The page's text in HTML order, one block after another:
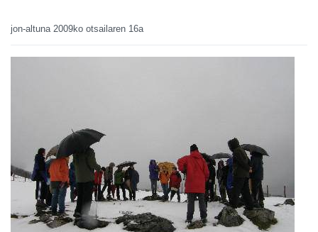
jon-altuna 2009ko otsailaren 16a